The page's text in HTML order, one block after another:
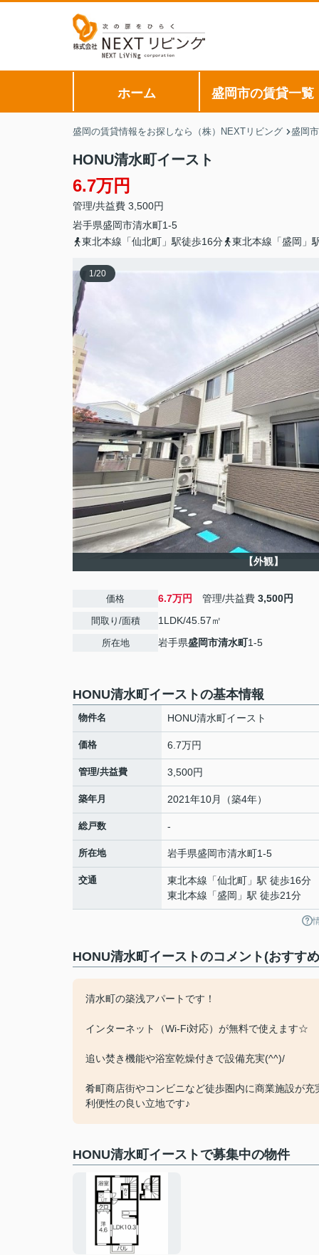
ホーム 盛岡市の賃貸一覧
盛岡の賃貸情報をお探しなら（株）NEXTリビング 盛岡
HONU清水町イースト
6.7万円
管理/共益費 3,500円
岩手県盛岡市清水町1-5
東北本線「仙北町」駅徒歩16分
東北本線「盛岡」
1/20
【外観】
価格 6.7万円 管理/共益費 3,500円
間取り/面積 1LDK/45.57㎡
所在地 岩手県盛岡市清水町1-5
HONU清水町イーストの基本情報
物件名 HONU清水町イースト
価格 6.7万円
管理/共益費 3,500円
築年月 2021年10月（築4年）
総戸数 -
所在地 岩手県盛岡市清水町1-5
交通 東北本線 「仙北町 」駅 徒歩16分
東北本線 「盛岡 」駅 徒歩21分
HONU清水町イーストのコメント(おすす
清水町の築浅アパートです！
インターネット（Wi-Fi対応）が無料で使えます☆
追い焚き機能や浴室乾燥付きで設備充実(^^)/
肴町商店街やコンビニなど徒歩圏内に商業施設が充
利便性の良い立地です♪
HONU清水町イーストで募集中の物件